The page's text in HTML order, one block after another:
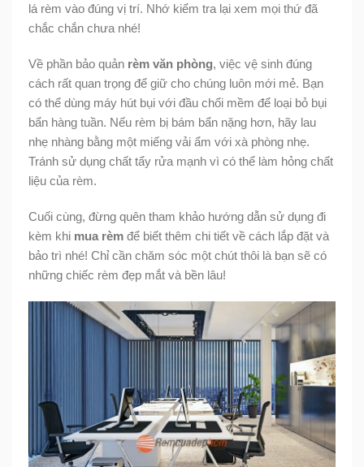
lá rèm vào đúng vị trí. Nhớ kiểm tra lại xem mọi thứ đã
chắc chắn chưa nhé!
Về phần bảo quản rèm văn phòng, việc vệ sinh đúng
cách rất quan trọng để giữ cho chúng luôn mới mẻ. Bạn
có thể dùng máy hút bụi với đầu chổi mềm để loại bỏ bụi
bẩn hàng tuần. Nếu rèm bị bám bẩn nặng hơn, hãy lau
nhẹ nhàng bằng một miếng vải ẩm với xà phòng nhẹ.
Tránh sử dụng chất tẩy rửa mạnh vì có thể làm hỏng chất
liệu của rèm.
Cuối cùng, đừng quên tham khảo hướng dẫn sử dụng đi
kèm khi mua rèm để biết thêm chi tiết về cách lắp đặt và
bảo trì nhé! Chỉ cần chăm sóc một chút thôi là bạn sẽ có
những chiếc rèm đẹp mắt và bền lâu!